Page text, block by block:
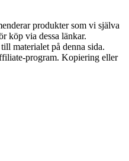
produkter som vi själva
köp via dessa länkar.
materialet på denna sida.
program. Kopiering eller